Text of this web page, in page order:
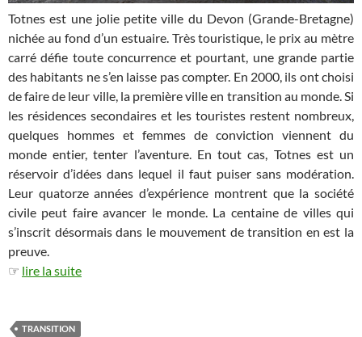
Totnes est une jolie petite ville du Devon (Grande-Bretagne)
nichée au fond d’un estuaire. Très touristique, le prix au mètre
carré défie toute concurrence et pourtant, une grande partie
des habitants ne s’en laisse pas compter. En 2000, ils ont choisi
de faire de leur ville, la première ville en transition au monde. Si
les résidences secondaires et les touristes restent nombreux,
quelques hommes et femmes de conviction viennent du
monde entier, tenter l’aventure. En tout cas, Totnes est un
réservoir d’idées dans lequel il faut puiser sans modération.
Leur quatorze années d’expérience montrent que la société
civile peut faire avancer le monde. La centaine de villes qui
s’inscrit désormais dans le mouvement de transition en est la
preuve.
☞ lire la suite
TRANSITION